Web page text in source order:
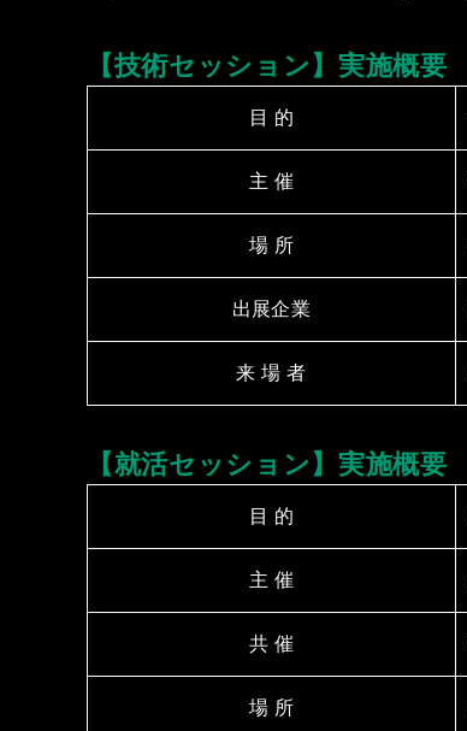
【技術セッション】実施概要
⽬ 的
主 催
場 所
出展企業
来 場 者
【就活セッション】実施概要
⽬ 的
主 催
共 催
場 所